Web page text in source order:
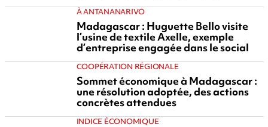
À ANTANANARIVO
Madagascar : Huguette Bello visite
l’usine de textile Axelle, exemple
d’entreprise engagée dans le social
COOPÉRATION RÉGIONALE
Sommet économique à Madagascar :
une résolution adoptée, des actions
concrètes attendues
INDICE ÉCONOMIQUE